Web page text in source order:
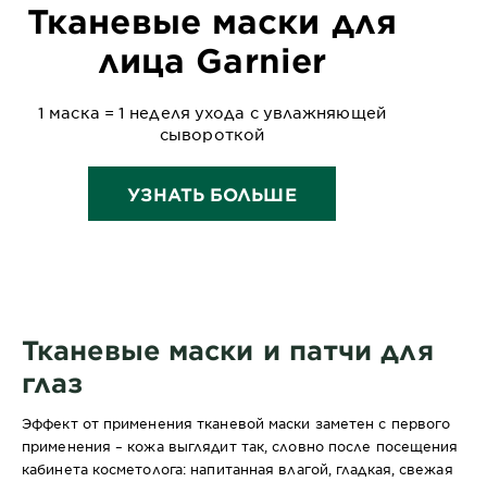
Тканевые маски для
лица Garnier
1 маска = 1 неделя ухода с увлажняющей
сывороткой
УЗНАТЬ БОЛЬШЕ
Тканевые маски и патчи для
глаз
Эффект от применения тканевой маски заметен с первого
применения – кожа выглядит так, словно после посещения
кабинета косметолога: напитанная влагой, гладкая, свежая